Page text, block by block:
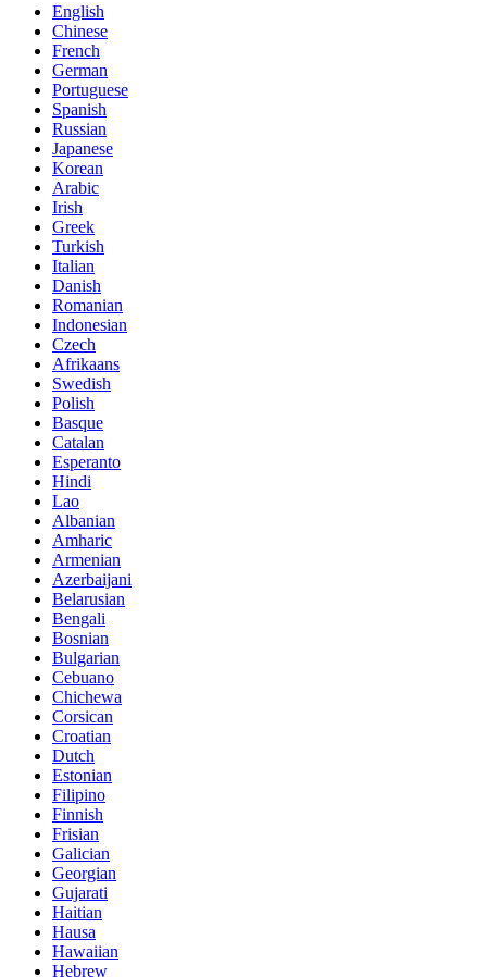
English
Chinese
French
German
Portuguese
Spanish
Russian
Japanese
Korean
Arabic
Irish
Greek
Turkish
Italian
Danish
Romanian
Indonesian
Czech
Afrikaans
Swedish
Polish
Basque
Catalan
Esperanto
Hindi
Lao
Albanian
Amharic
Armenian
Azerbaijani
Belarusian
Bengali
Bosnian
Bulgarian
Cebuano
Chichewa
Corsican
Croatian
Dutch
Estonian
Filipino
Finnish
Frisian
Galician
Georgian
Gujarati
Haitian
Hausa
Hawaiian
Hebrew